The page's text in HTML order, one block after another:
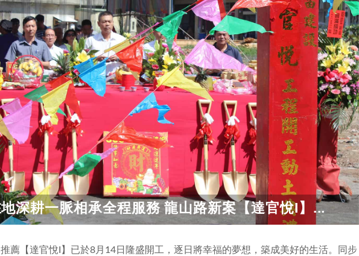
深耕一脈相承全程服務 龍山路新案【達官悅I】...
薦【達官悅I】已於8月14日隆盛開工，逐日將幸福的夢想，築成美好的生活。同步